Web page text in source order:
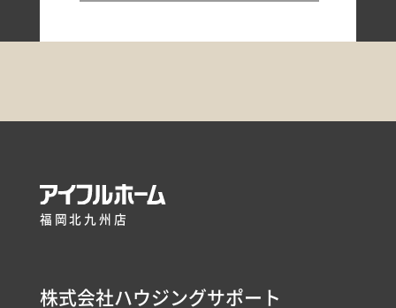
土地情報
福岡北九州店
株式会社ハウジングサポート